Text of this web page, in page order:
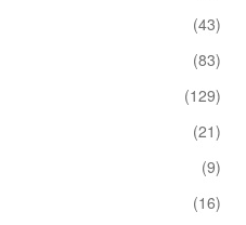
(43)
(83)
(129)
(21)
(9)
(16)